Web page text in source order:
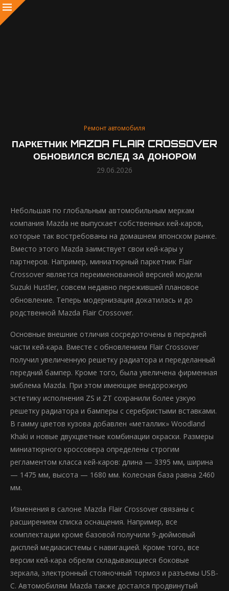
Ремонт автомобиля
ПАРКЕТНИК MAZDA FLAIR CROSSOVER
ОБНОВИЛСЯ ВСЛЕД ЗА ДОНОРОМ
29.06.2026
Небольшая по глобальным автомобильным меркам
компания Mazda не выпускает собственных кей-каров,
которые так востребованы на домашнем японском рынке.
Вместо этого Mazda заимствует свои кей-кары у
партнеров. Например, миниатюрный паркетник Flair
Crossover является переименованной версией модели
Suzuki Hustler, совсем недавно пережившей плановое
обновление. Теперь модернизация докатилась и до
родственной Mazda Flair Crossover.
Основные внешние отличия сосредоточены в передней
части кей-кара. Вместе с обновлением Flair Crossover
получил увеличенную решетку радиатора и переделанный
передний бампер. Кроме того, была увеличена фирменная
эмблема Mazda. При этом имеющие внедорожную
эстетику исполнения ZS и ZT сохранили более узкую
решетку радиатора и бамперы с серебристыми вставками.
В гамму цветов кузова добавлен «металлик» Woodland
Khaki и новые двухцветные комбинации окраски. Размеры
миниатюрного кроссовера определены строгим
регламентом класса кей-каров: длина — 3395 мм, ширина
— 1475 мм, высота — 1680 мм. Колесная база равна 2460
мм.
Изменения в салоне Mazda Flair Crossover связаны с
расширением списка оснащения. Например, все
комплектации кроме базовой получили 9-дюймовый
дисплей медиасистемы с навигацией. Кроме того, все
версии кей-кара обрели складывающиеся боковые
зеркала, электронный стояночный тормоз и разъемы USB-
C. Автомобилям Mazda также достался продвинутый